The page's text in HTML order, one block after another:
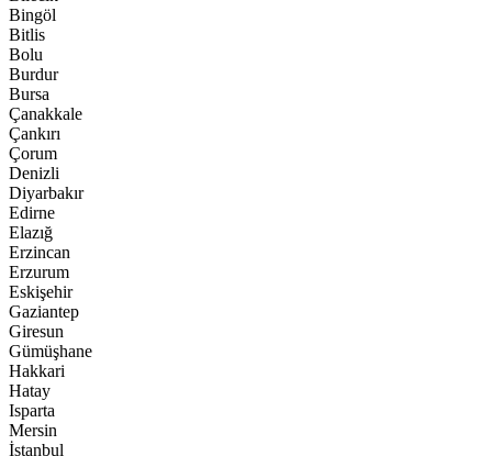
Bingöl
Bitlis
Bolu
Burdur
Bursa
Çanakkale
Çankırı
Çorum
Denizli
Diyarbakır
Edirne
Elazığ
Erzincan
Erzurum
Eskişehir
Gaziantep
Giresun
Gümüşhane
Hakkari
Hatay
Isparta
Mersin
İstanbul